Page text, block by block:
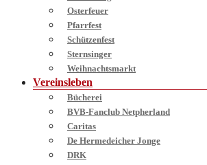
Osterfeuer
Pfarrfest
Schützenfest
Sternsinger
Weihnachtsmarkt
Vereinsleben
Bücherei
BVB-Fanclub Netpherland
Caritas
De Hermedeicher Jonge
DRK